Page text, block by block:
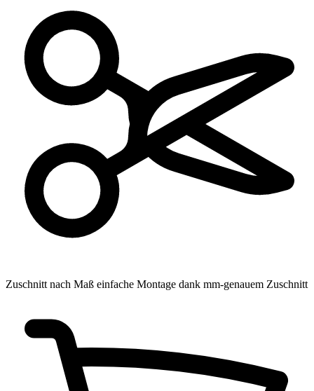
Zuschnitt nach Maß einfache Montage dank mm-genauem Zuschnitt